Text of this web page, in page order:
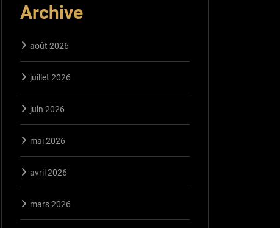
Archive
août 2026
juillet 2026
juin 2026
mai 2026
avril 2026
mars 2026